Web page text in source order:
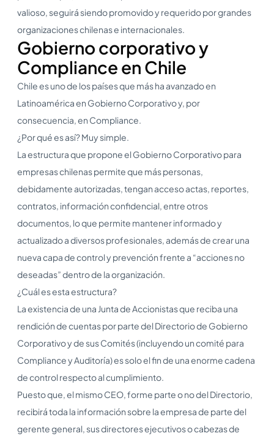
valioso, seguirá siendo promovido y requerido por grandes
organizaciones chilenas e internacionales.
Gobierno corporativo y
Compliance en Chile
Chile es uno de los países que más ha avanzado en
Latinoamérica en Gobierno Corporativo y, por
consecuencia, en Compliance.
¿Por qué es así? Muy simple.
La estructura que propone el Gobierno Corporativo para
empresas chilenas permite que más personas,
debidamente autorizadas, tengan acceso actas, reportes,
contratos, información confidencial, entre otros
documentos, lo que permite mantener informado y
actualizado a diversos profesionales, además de crear una
nueva capa de control y prevención frente a “acciones no
deseadas” dentro de la organización.
¿Cuál es esta estructura?
La existencia de una Junta de Accionistas que reciba una
rendición de cuentas por parte del Directorio de Gobierno
Corporativo y de sus Comités (incluyendo un comité para
Compliance y Auditoría) es solo el fin de una enorme cadena
de control respecto al cumplimiento.
Puesto que, el mismo CEO, forme parte o no del Directorio,
recibirá toda la información sobre la empresa de parte del
gerente general, sus directores ejecutivos o cabezas de